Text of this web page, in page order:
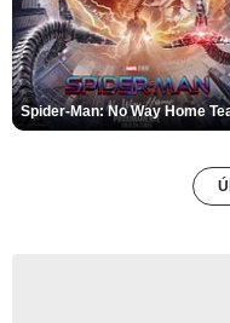
Spider-Man: No Way Home